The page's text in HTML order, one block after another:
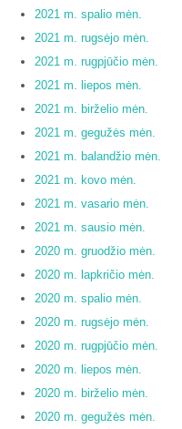
2021 m. spalio mėn.
2021 m. rugsėjo mėn.
2021 m. rugpjūčio mėn.
2021 m. liepos mėn.
2021 m. birželio mėn.
2021 m. gegužės mėn.
2021 m. balandžio mėn.
2021 m. kovo mėn.
2021 m. vasario mėn.
2021 m. sausio mėn.
2020 m. gruodžio mėn.
2020 m. lapkričio mėn.
2020 m. spalio mėn.
2020 m. rugsėjo mėn.
2020 m. rugpjūčio mėn.
2020 m. liepos mėn.
2020 m. birželio mėn.
2020 m. gegužės mėn.